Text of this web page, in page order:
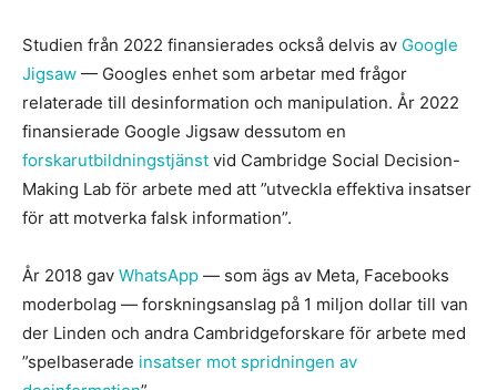
Studien från 2022 finansierades också delvis av Google
Jigsaw — Googles enhet som arbetar med frågor
relaterade till desinformation och manipulation. År 2022
finansierade Google Jigsaw dessutom en
forskarutbildningstjänst vid Cambridge Social Decision-
Making Lab för arbete med att ”utveckla effektiva insatser
för att motverka falsk information”.
År 2018 gav WhatsApp — som ägs av Meta, Facebooks
moderbolag — forskningsanslag på 1 miljon dollar till van
der Linden och andra Cambridgeforskare för arbete med
”spelbaserade insatser mot spridningen av